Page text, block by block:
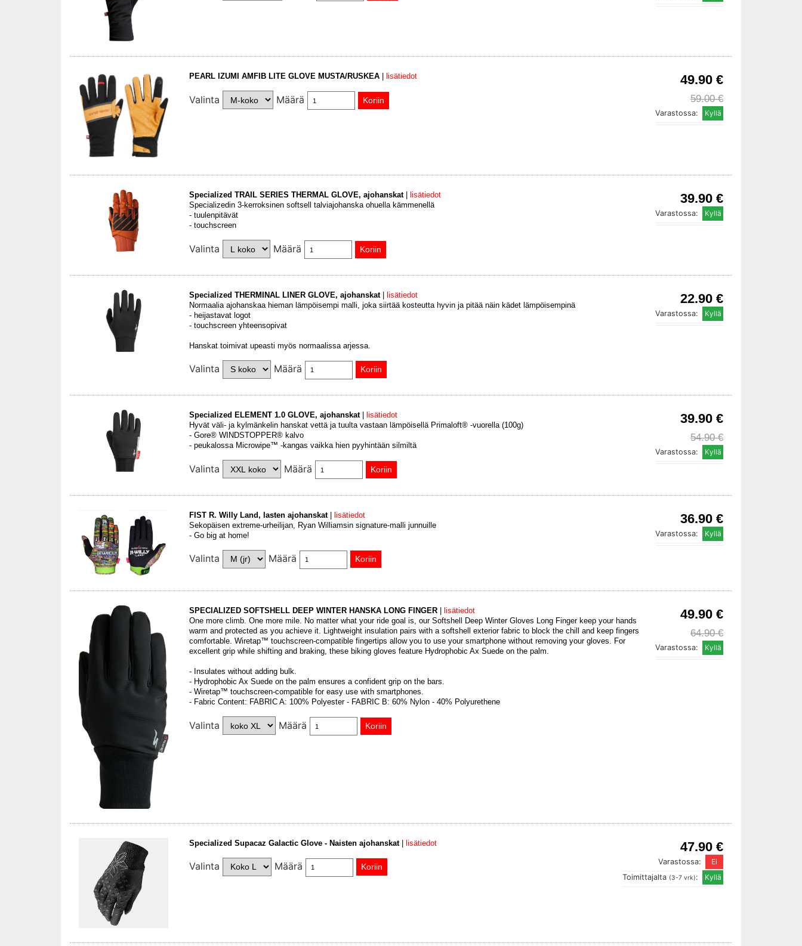
49.90 €
59.00 €
Varastossa:
PEARL IZUMI AMFIB LITE GLOVE MUSTA/RUSKEA lisätiedot
Valinta Määrä
39.90 €
Varastossa:
Specialized TRAIL SERIES THERMAL GLOVE, ajohanskat|
lisätiedot
Specializedin 3-kerroksinen softsell talviajohanska ohuella kämmenellä
- tuulenpitävät
- touchscreen
Valinta Määrä
22.90 €
Varastossa:
Specialized THERMINAL LINER GLOVE, ajohanskat| lisätiedot
Normaalia ajohanskaa hieman lämpöisempi malli, joka siirtää kosteutta hyvin ja pitää näin kädet lämpöisempinä
- heijastavat logot
- touchscreen yhteensopivat
Hanskat toimivat upeasti myös normaalissa arjessa.
Valinta Määrä
39.90 €
54.90 €
Varastossa:
Specialized ELEMENT 1.0 GLOVE, ajohanskat|
lisätiedot
Hyvät väli- ja kylmänkelin hanskat vettä ja tuulta vastaan lämpöisellä Primaloft® -vuorella (100g)
- Gore® WINDSTOPPER® kalvo
- peukalossa Microwipe™ -kangas vaikka hien pyyhintään silmiltä
Valinta Määrä
36.90 €
Varastossa:
FIST R. Willy Land, lasten ajohanskat| lisätiedot
Sekopäisen extreme-urheilijan, Ryan Williamsin signature-malli junnuille
- Go big at home!
Valinta Määrä
49.90 €
64.90 €
Varastossa:
SPECIALIZED SOFTSHELL DEEP WINTER HANSKA LONG FINGER
lisätiedot
One more climb. One more mile. No matter what your ride goal is, our Softshell Deep Winter Gloves Long Finger keep your hands
warm and protected as you achieve it. Lightweight insulation pairs with a softshell exterior fabric to block the chill and keep fingers
comfortable. Wiretap™ touchscreen-compatible fingertips allow you to use your smartphone without removing your gloves. For
excellent grip while shifting and braking, these biking gloves feature Hydrophobic Ax Suede on the palm.
- Insulates without adding bulk.
- Hydrophobic Ax Suede on the palm ensures a confident grip on the bars.
- Wiretap™ touchscreen-compatible for easy use with smartphones.
- Fabric Content: FABRIC A: 100% Polyester - FABRIC B: 60% Nylon - 40% Polyurethene
Valinta Määrä
47.90 €
Varastossa:
Toimittajalta (3-7 vrk):
Specialized Supacaz Galactic Glove - Naisten ajohanskat| lisätiedot
Valinta Määrä